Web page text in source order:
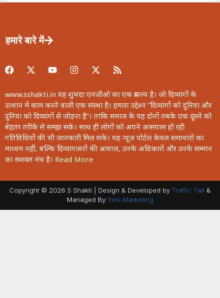
हमारे बारे में
www.sshakti.in यह शुभदा एनजीओ का एक प्रकल्प है। जो दिव्यांगों के
उत्थान में काम करने वाली एक संस्था है। हमारा उद्देश्य ”दिव्यांगों को दुनिया और
दुनिया को दिव्यांगों से जोड़ना है”। ताकि समाज के यह दोनों तबके एक दूसरे को
बेहतर तरीके से समझ सके। साथ ही लोगों को अपने आसपास हो रही
गतिविधियों की भी जानकारी मिल सके। यह न्यूज़ पोर्टल केवल समाचारों का
माध्यम नहीं, बल्कि दिव्यांगजनों की आवाज़, उनके अधिकारों और उनके सम्मान
का सशक्त मंच है। Read More
Copyright © 2026 S Shakti | Design & Developed by Traffic Tail &
Managed By Yelo Marketing